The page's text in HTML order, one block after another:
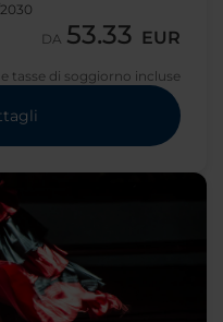
DA 53.33 EUR
e tasse di soggiorno incluse